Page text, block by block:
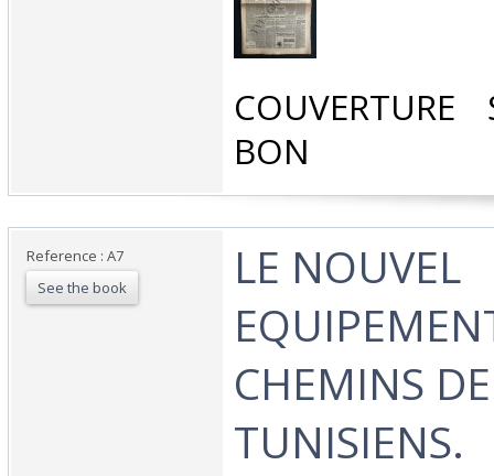
BON‎
Reference : A7
See the book
‎LE NOUVEL
CHEMINS
TUNISIENS.‎